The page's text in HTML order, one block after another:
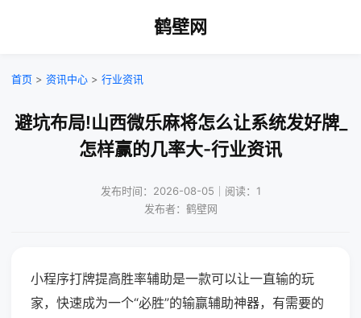
鹤壁网
首页 > 资讯中心 > 行业资讯
避坑布局!山西微乐麻将怎么让系统发好牌_
怎样赢的几率大-行业资讯
发布时间：2026-08-05｜阅读：1
发布者：鹤壁网
小程序打牌提高胜率辅助是一款可以让一直输的玩
家，快速成为一个“必胜”的输赢辅助神器，有需要的